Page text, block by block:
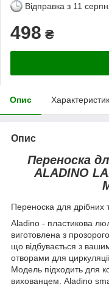
Відправка з 11
498 ₴
Опис
Опис
Переноска
ALADINO
Переноска для дрібних
Aladino - пластикова
виготовлена з
що відбувається з
отворами для
Модель підходить для
вихованцем. Aladino